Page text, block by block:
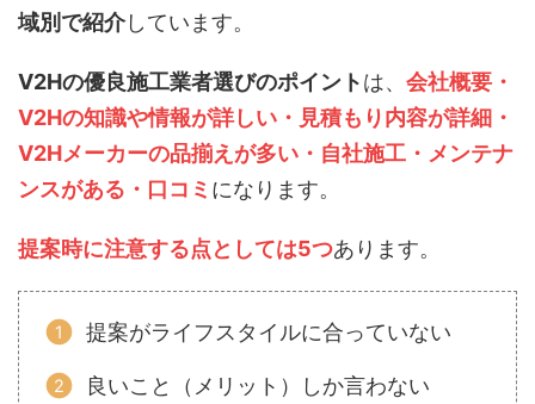
域別で紹介しています。
V2Hの優良施工業者選びのポイントは、 会社概要・
V2Hの知識や情報が詳しい・見積もり内容が詳細・
V2Hメーカーの品揃えが多い・自社施工・メンテナ
ンスがある・口コミ になります。
提案時に注意する点としては5つあります。
提案がライフスタイルに合っていない
良いこと（メリット）しか言わない